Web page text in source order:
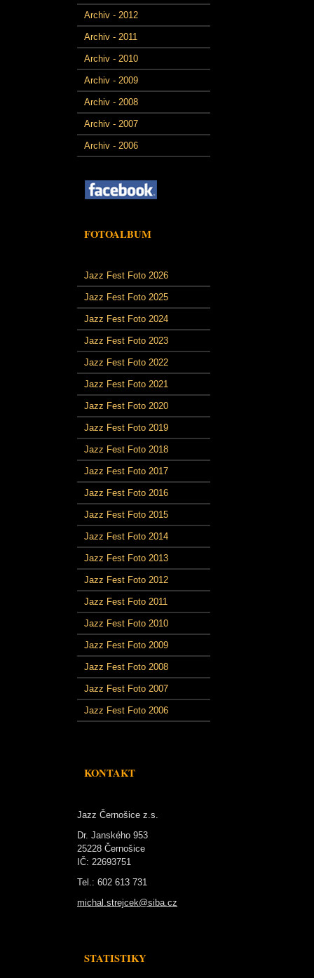
Archiv - 2012
Archiv - 2011
Archiv - 2010
Archiv - 2009
Archiv - 2008
Archiv - 2007
Archiv - 2006
FOTOALBUM
Jazz Fest Foto 2026
Jazz Fest Foto 2025
Jazz Fest Foto 2024
Jazz Fest Foto 2023
Jazz Fest Foto 2022
Jazz Fest Foto 2021
Jazz Fest Foto 2020
Jazz Fest Foto 2019
Jazz Fest Foto 2018
Jazz Fest Foto 2017
Jazz Fest Foto 2016
Jazz Fest Foto 2015
Jazz Fest Foto 2014
Jazz Fest Foto 2013
Jazz Fest Foto 2012
Jazz Fest Foto 2011
Jazz Fest Foto 2010
Jazz Fest Foto 2009
Jazz Fest Foto 2008
Jazz Fest Foto 2007
Jazz Fest Foto 2006
KONTAKT
Jazz Černošice z.s.
Dr. Janského 953
25228 Černošice
IČ: 22693751
Tel.: 602 613 731
michal.strejcek@siba.cz
STATISTIKY